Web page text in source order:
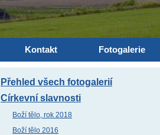
Kontakt Fotogalerie
Přehled všech fotogalerií
Církevní slavnosti
Boží tělo, rok 2018
Boží tělo 2016